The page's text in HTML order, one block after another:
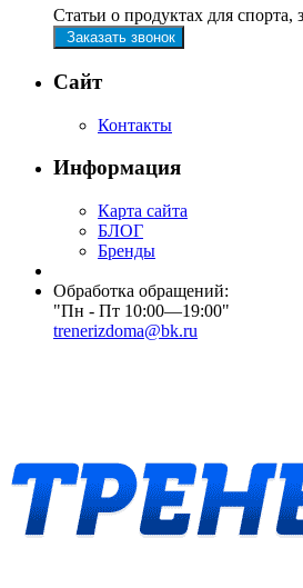
Статьи о продуктах для спорта,
Заказать звонок
Сайт
Контакты
Информация
Карта сайта
БЛОГ
Бренды
Обработка обращений:
"Пн - Пт 10:00—19:00"
trenerizdoma@bk.ru